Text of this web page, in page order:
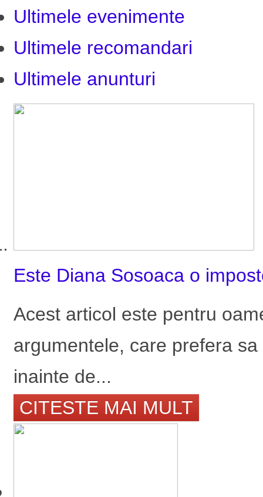
Ultimele evenimente
Ultimele recomandari
Ultimele anunturi
Este Diana Sosoaca o
Acest articol este pentru
argumentele, care prefera
inainte de...
CITESTE MAI MULT